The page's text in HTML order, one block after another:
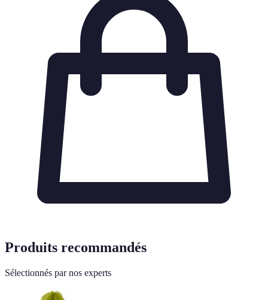
Produits recommandés
Sélectionnés par nos experts